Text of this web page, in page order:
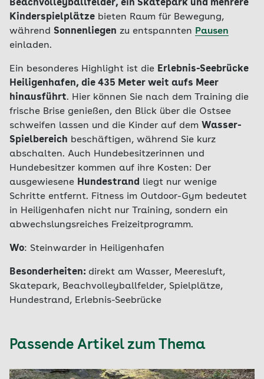
Beachvolleyballfelder, ein Skatepark und mehrere
Kinderspielplätze bieten Raum für Bewegung,
während Sonnenliegen zu entspannten Pausen
einladen.
Ein besonderes Highlight ist die Erlebnis-Seebrücke
Heiligenhafen, die 435 Meter weit aufs Meer
hinausführt. Hier können Sie nach dem Training die
frische Brise genießen, den Blick über die Ostsee
schweifen lassen und die Kinder auf dem Wasser-
Spielbereich beschäftigen, während Sie kurz
abschalten. Auch Hundebesitzerinnen und
Hundebesitzer kommen auf ihre Kosten: Der
ausgewiesene Hundestrand liegt nur wenige
Schritte entfernt. Fitness im Outdoor-Gym bedeutet
in Heiligenhafen nicht nur Training, sondern ein
abwechslungsreiches Freizeitprogramm.
Wo: Steinwarder in Heiligenhafen
Besonderheiten: direkt am Wasser, Meeresluft,
Skatepark, Beachvolleyballfelder, Spielplätze,
Hundestrand, Erlebnis-Seebrücke
Passende Artikel zum Thema